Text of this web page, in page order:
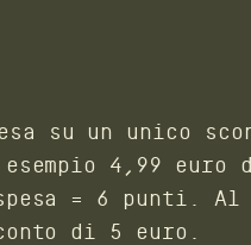
su un unico
4,99
= 6 punti. Al
di 5 euro.